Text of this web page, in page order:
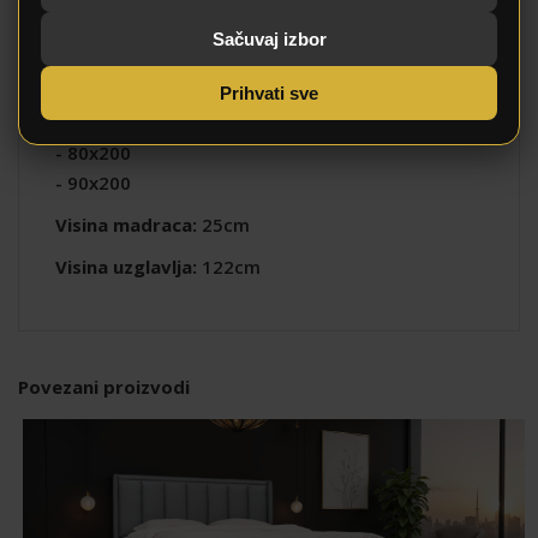
odstupanja +-(4cm).
Dostupne dimenzije u kojima model možete
- 80x200
- 90x200
Visina madraca: 25cm
Visina uzglavlja: 122cm
Povezani proizvodi
Sačuvaj izbor
Prihvati sve